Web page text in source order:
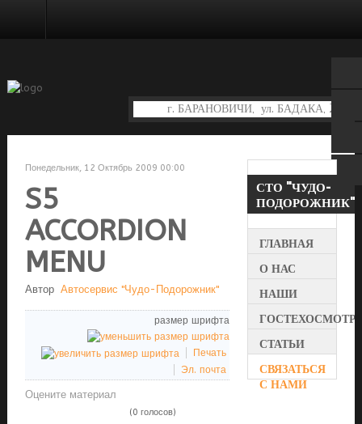
Понедельник, 12 Октябрь 2009 00:00
S5
ACCORDION
MENU
Автор Автосервис "Чудо-Подорожник"
размер шрифта
Печать
Эл. почта
Оцените материал
(0 голосов)
СТО "ЧУДО-
ПОДОРОЖНИК"
ГЛАВНАЯ
О НАС
НАШИ
ГОСТЕХОСМОТР
СТАТЬИ
СВЯЗАТЬСЯ
С НАМИ